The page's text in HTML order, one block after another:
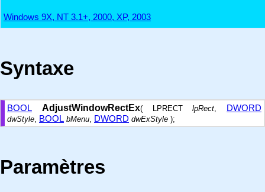
Windows 9X, NT 3.1+, 2000, XP, 2003
Syntaxe
BOOL AdjustWindowRectEx( LPRECTlpRect, DWORD
dwStyle, BOOL bMenu, DWORD dwExStyle );
Paramètres